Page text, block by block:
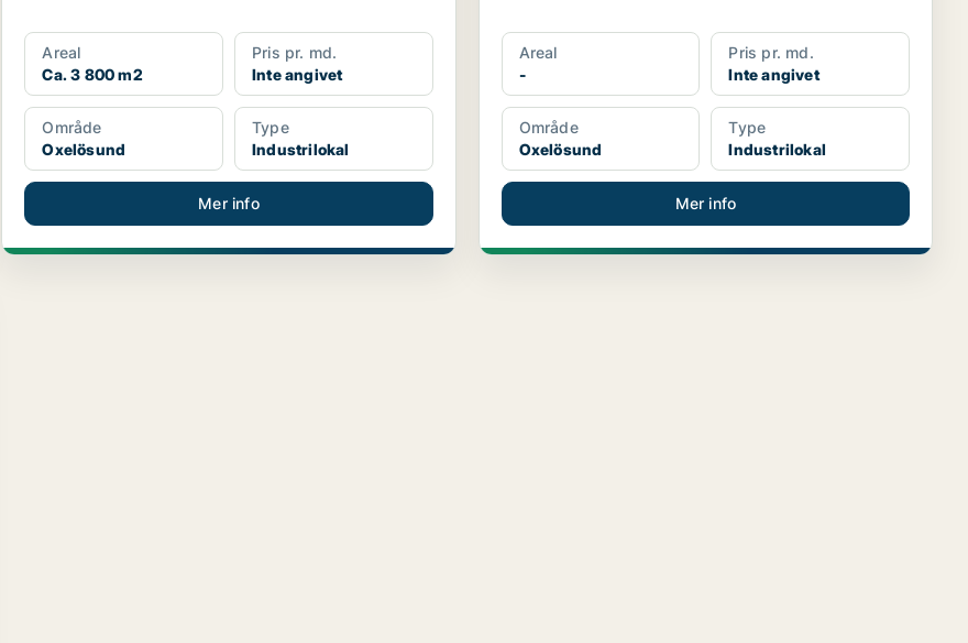
Areal
Ca. 3 800 m2
Pris pr. md.
Inte angivet
Område
Oxelösund
Type
Industrilokal
Mer info
Areal
-
Pris pr. md.
Inte angivet
Område
Oxelösund
Type
Industrilokal
Mer info